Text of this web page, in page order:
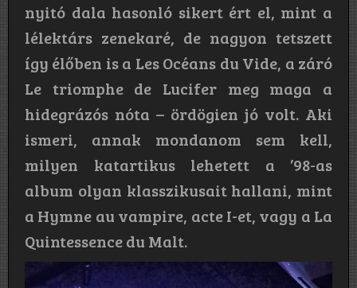
nyitó dala hasonló sikert ért el, mint a
lélektárs zenekaré, de nagyon tetszett
így élőben is a Les Océans du Vide, a záró
Le triomphe de Lucifer meg maga a
hidegrázós nóta – ördögien jó volt. Aki
ismeri, annak mondanom sem kell,
milyen katartikus lehetett a ’98-as
album olyan klasszikusait hallani, mint
a Hymne au vampire, acte I-et, vagy a La
Quintessence du Malt.